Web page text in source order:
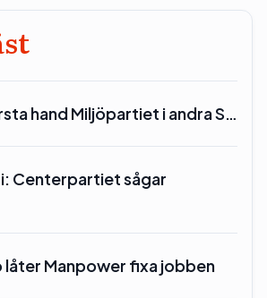
hand Miljöpartiet i andra S…
Centerpartiet sågar
låter Manpower fixa jobben